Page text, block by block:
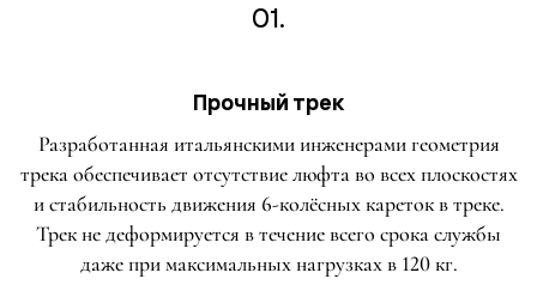
01.
Прочный трек
Разработанная итальянскими инженерами геометрия
трека обеспечивает отсутствие люфта во всех плоскостях
и стабильность движения 6-колёсных кареток в треке.
Трек не деформируется в течение всего срока службы
даже при максимальных нагрузках в 120 кг.